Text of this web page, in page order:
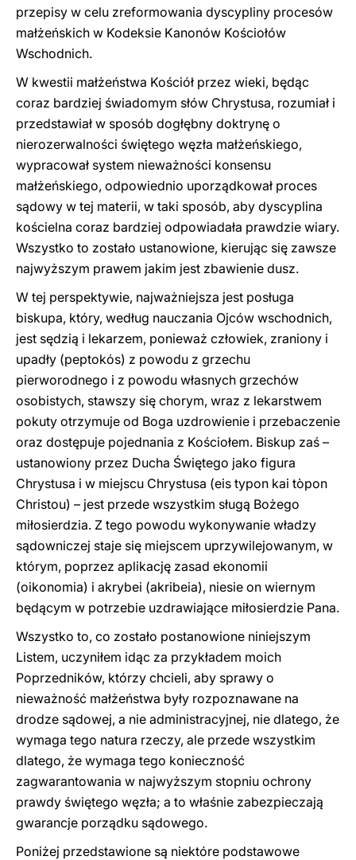
przepisy w celu zreformowania dyscypliny procesów
małżeńskich w Kodeksie Kanonów Kościołów
Wschodnich.
W kwestii małżeństwa Kościół przez wieki, będąc
coraz bardziej świadomym słów Chrystusa, rozumiał i
przedstawiał w sposób dogłębny doktrynę o
nierozerwalności świętego węzła małżeńskiego,
wypracował system nieważności konsensu
małżeńskiego, odpowiednio uporządkował proces
sądowy w tej materii, w taki sposób, aby dyscyplina
kościelna coraz bardziej odpowiadała prawdzie wiary.
Wszystko to zostało ustanowione, kierując się zawsze
najwyższym prawem jakim jest zbawienie dusz.
W tej perspektywie, najważniejsza jest posługa
biskupa, który, według nauczania Ojców wschodnich,
jest sędzią i lekarzem, ponieważ człowiek, zraniony i
upadły (peptokόs) z powodu z grzechu
pierworodnego i z powodu własnych grzechów
osobistych, stawszy się chorym, wraz z lekarstwem
pokuty otrzymuje od Boga uzdrowienie i przebaczenie
oraz dostępuje pojednania z Kościołem. Biskup zaś –
ustanowiony przez Ducha Świętego jako figura
Chrystusa i w miejscu Chrystusa (eis typon kai tòpon
Christou) – jest przede wszystkim sługą Bożego
miłosierdzia. Z tego powodu wykonywanie władzy
sądowniczej staje się miejscem uprzywilejowanym, w
którym, poprzez aplikację zasad ekonomii
(oikonomia) i akrybei (akribeia), niesie on wiernym
będącym w potrzebie uzdrawiające miłosierdzie Pana.
Wszystko to, co zostało postanowione niniejszym
Listem, uczyniłem idąc za przykładem moich
Poprzedników, którzy chcieli, aby sprawy o
nieważność małżeństwa były rozpoznawane na
drodze sądowej, a nie administracyjnej, nie dlatego, że
wymaga tego natura rzeczy, ale przede wszystkim
dlatego, że wymaga tego konieczność
zagwarantowania w najwyższym stopniu ochrony
prawdy świętego węzła; a to właśnie zabezpieczają
gwarancje porządku sądowego.
Poniżej przedstawione są niektóre podstawowe